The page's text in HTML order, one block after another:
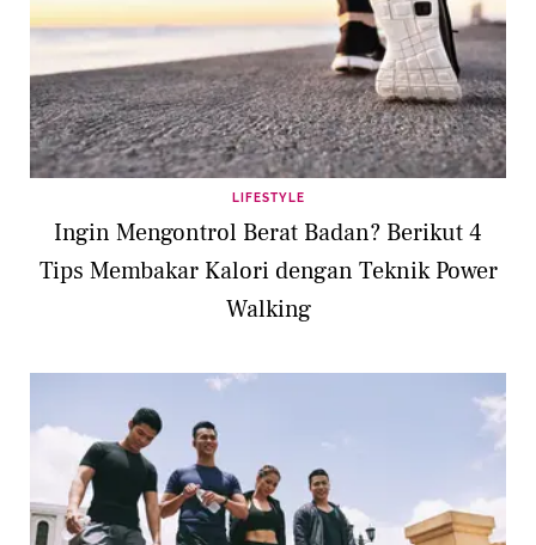
LIFESTYLE
Ingin Mengontrol Berat Badan? Berikut 4
Tips Membakar Kalori dengan Teknik Power
Walking